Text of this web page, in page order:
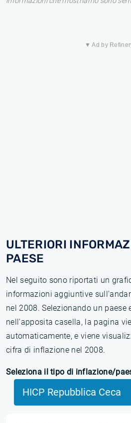
▼ Ad by
ULTERIORI
PAESE
Nel seguito sono riportati un
informazioni aggiuntive
nel 2008. Selezionando un
nell'apposita casella, la pagina
automaticamente, e viene
cifra di inflazione nel 2008.
Seleziona il tipo di inflazione/
HICP Repubblica Ceca